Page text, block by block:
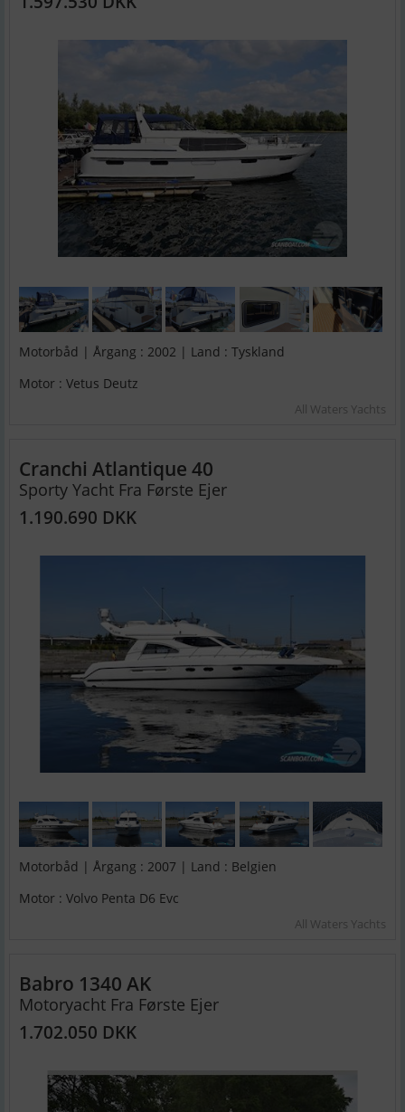
Motorbåd | Årgang : 2002 | Land : Tyskland
Motor : Vetus Deutz
All Waters Yachts
Cranchi Atlantique 40
Sporty Yacht Fra Første Ejer
1.190.690 DKK
Motorbåd | Årgang : 2007 | Land : Belgien
Motor : Volvo Penta D6 Evc
All Waters Yachts
Babro 1340 AK
Motoryacht Fra Første Ejer
1.702.050 DKK